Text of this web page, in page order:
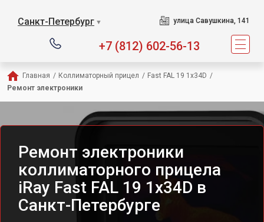
Санкт-Петербург ▼ улица Савушкина, 141
+7 (812) 602-56-13
Главная / Коллиматорный прицел / Fast FAL 19 1x34D /
Ремонт электроники
Ремонт электроники
коллиматорного прицела
iRay Fast FAL 19 1x34D в
Санкт-Петербурге